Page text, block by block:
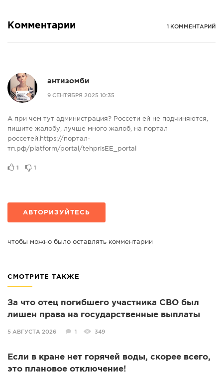
Комментарии 1 КОММЕНТАРИЙ
антизомби
9 СЕНТЯБРЯ 2025 10:35
А при чем тут администрация? Россети ей не подчиняются,
пишите жалобу, лучше много жалоб, на портал
россетей.https://портал-
тп.рф/platform/portal/tehprisEE_portal
1 1
АВТОРИЗУЙТЕСЬ
чтобы можно было оставлять комментарии
СМОТРИТЕ ТАКЖЕ
За что отец погибшего участника СВО был
лишен права на государственные выплаты
5 АВГУСТА 2026 1 349
Если в кране нет горячей воды, скорее всего,
это плановое отключение!